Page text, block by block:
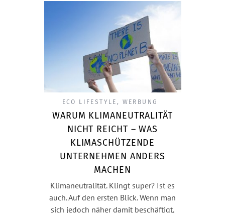
ECO LIFESTYLE , WERBUNG
WARUM KLIMANEUTRALITÄT
NICHT REICHT – WAS
KLIMASCHÜTZENDE
UNTERNEHMEN ANDERS
MACHEN
Klimaneutralität. Klingt super? Ist es
auch. Auf den ersten Blick. Wenn man
sich jedoch näher damit beschäftigt,